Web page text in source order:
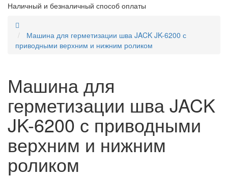
Наличный и безналичный способ оплаты
Машина для герметизации шва JACK JK-6200 с
приводными верхним и нижним роликом
Машина для
герметизации шва JACK
JK-6200 с приводными
верхним и нижним
роликом